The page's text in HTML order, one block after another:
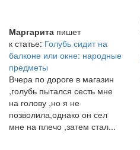
Маргарита пишет
к статье: Голубь сидит на
балконе или окне: народные
предметы
Вчера по дороге в магазин
,голубь пытался сесть мне
на голову ,но я не
позволила,однако он сел
мне на плечо ,затем стал...